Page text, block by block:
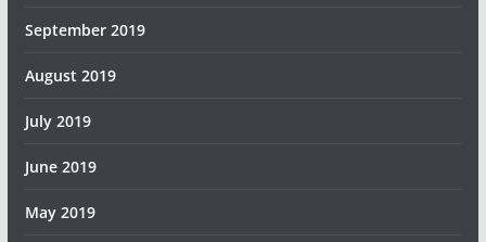
September 2019
August 2019
July 2019
June 2019
May 2019